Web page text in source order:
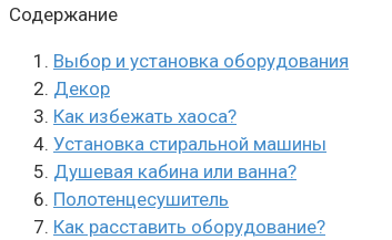
Содержание
Выбор и установка оборудования
Декор
Как избежать хаоса?
Установка стиральной машины
Душевая кабина или ванна?
Полотенцесушитель
Как расставить оборудование?